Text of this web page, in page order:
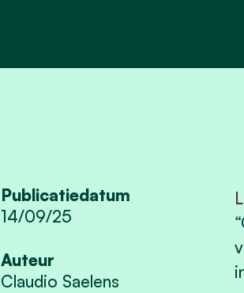
Publicatiedatum
14/09/25
Auteur
Claudio Saelens